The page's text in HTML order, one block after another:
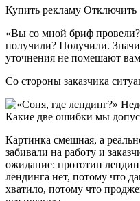
Купить рекламу Отключить
«Вы со мной бриф
получили? Получили.
уточнения не помешают вам
Со стороны заказчика
Картинка смешная, а
забивали на работу и
ожидание: прототип
лендинга нет, потому что
хватило, потому что